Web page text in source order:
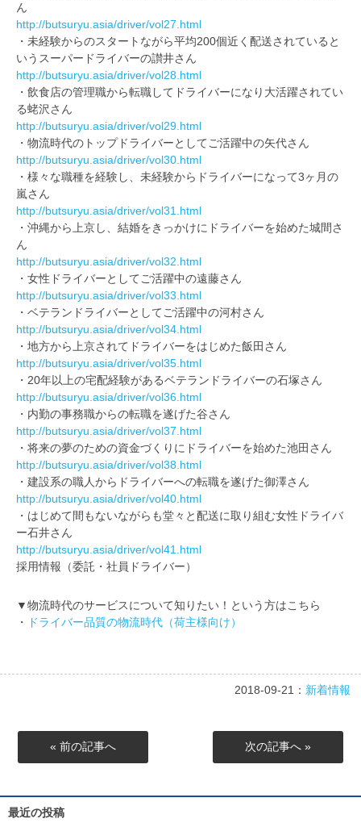
ん
http://butsuryu.asia/driver/vol27.html
・未経験からのスタートながら平均200個近く配送されていると
いうスーパードライバーの讃井さん
http://butsuryu.asia/driver/vol28.html
・飲食店の管理職から転職してドライバーになり大活躍されてい
る蛯沢さん
http://butsuryu.asia/driver/vol29.html
・物流時代のトップドライバーとしてご活躍中の矢代さん
http://butsuryu.asia/driver/vol30.html
・様々な職種を経験し、未経験からドライバーになって3ヶ月の
嵐さん
http://butsuryu.asia/driver/vol31.html
・沖縄から上京し、結婚をきっかけにドライバーを始めた城間さ
ん
http://butsuryu.asia/driver/vol32.html
・女性ドライバーとしてご活躍中の遠藤さん
http://butsuryu.asia/driver/vol33.html
・ベテランドライバーとしてご活躍中の河村さん
http://butsuryu.asia/driver/vol34.html
・地方から上京されてドライバーをはじめた飯田さん
http://butsuryu.asia/driver/vol35.html
・20年以上の宅配経験があるベテランドライバーの石塚さん
http://butsuryu.asia/driver/vol36.html
・内勤の事務職からの転職を遂げた谷さん
http://butsuryu.asia/driver/vol37.html
・将来の夢のための資金づくりにドライバーを始めた池田さん
http://butsuryu.asia/driver/vol38.html
・建設系の職人からドライバーへの転職を遂げた御澤さん
http://butsuryu.asia/driver/vol40.html
・はじめて間もないながらも堂々と配送に取り組む女性ドライバ
ー石井さん
http://butsuryu.asia/driver/vol41.html
採用情報（委託・社員ドライバー）
▼物流時代のサービスについて知りたい！という方はこちら
・
ドライバー品質の物流時代（荷主様向け）
2018-09-21： 新着情報
« 前の記事へ 次の記事へ »
最近の投稿